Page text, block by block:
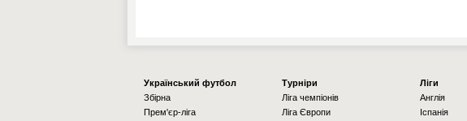
Українcький футбол
Збірна
Прем'єр-ліга
Турніри
Ліга чемпіонів
Ліга Європи
Ліги
Англія
Іспанія